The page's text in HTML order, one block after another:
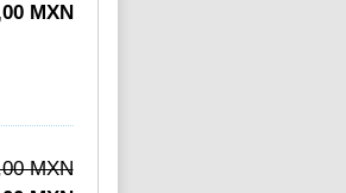
MXN
MXN